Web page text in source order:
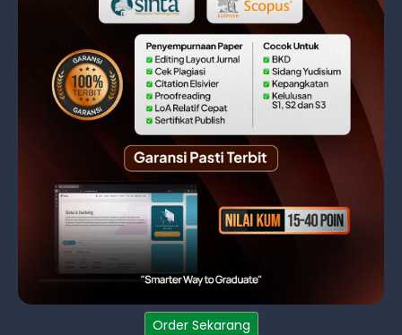
Order Sekarang